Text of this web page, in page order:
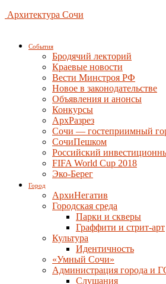
Архитектура Сочи
События
Бродячий лекторий
Краевые новости
Вести Минстроя РФ
Новое в законодательстве
Объявления и анонсы
Конкурсы
АрхРазрез
Сочи — гостеприимный
СочиПешком
Российский
FIFA World Cup 2018
Эко-Берег
Город
АрхиНегатив
Городская среда
Парки и скверы
Граффити и стрит-арт
Культура
Идентичность
«Умный Сочи»
Администрация города и
Слушания